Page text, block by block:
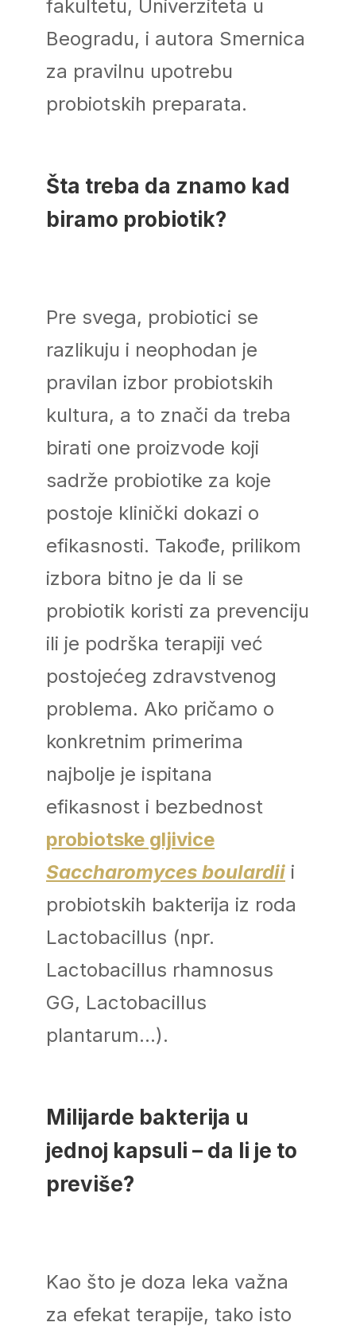
fakultetu, Univerziteta u
Beogradu, i autora Smernica
za pravilnu upotrebu
probiotskih preparata.
Šta treba da znamo kad
biramo probiotik?
Pre svega, probiotici se
razlikuju i neophodan je
pravilan izbor probiotskih
kultura, a to znači da treba
birati one proizvode koji
sadrže probiotike za koje
postoje klinički dokazi o
efikasnosti. Takođe, prilikom
izbora bitno je da li se
probiotik koristi za prevenciju
ili je podrška terapiji već
postojećeg zdravstvenog
problema. Ako pričamo o
konkretnim primerima
najbolje je ispitana
efikasnost i bezbednost
probiotske gljivice
Saccharomyces boulardii i
probiotskih bakterija iz roda
Lactobacillus (npr.
Lactobacillus rhamnosus
GG, Lactobacillus
plantarum…).
Milijarde bakterija u
jednoj kapsuli – da li je to
previše?
Kao što je doza leka važna
za efekat terapije, tako isto